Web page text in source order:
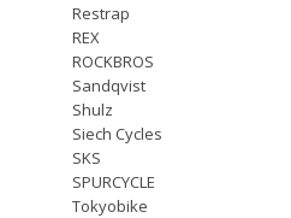
Restrap
REX
ROCKBROS
Sandqvist
Shulz
Siech Cycles
SKS
SPURCYCLE
Tokyobike